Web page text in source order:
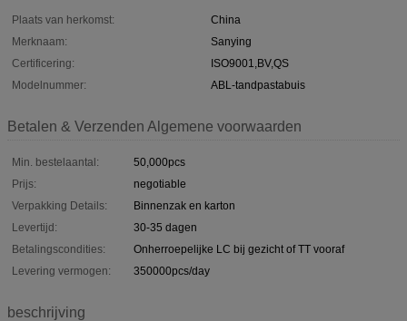
Plaats van herkomst:
China
Merknaam:
Sanying
Certificering:
ISO9001,BV,QS
Modelnummer:
ABL-tandpastabuis
Betalen & Verzenden Algemene voorwaarden
Min. bestelaantal:
50,000pcs
Prijs:
negotiable
Verpakking Details:
Binnenzak en karton
Levertijd:
30-35 dagen
Betalingscondities:
Onherroepelijke LC bij gezicht of TT vooraf
Levering vermogen:
350000pcs/day
beschrijving